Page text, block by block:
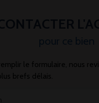
le formulaire, nous
brefs délais.